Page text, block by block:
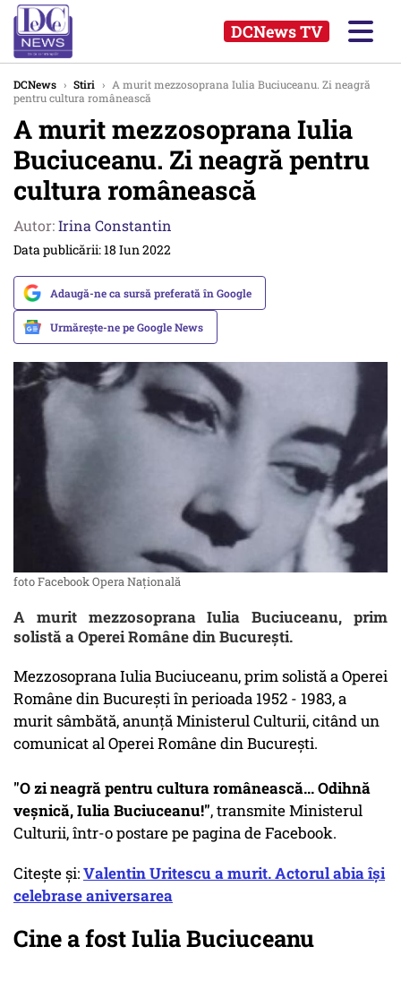
DCNews TV
DCNews › Stiri › A murit mezzosoprana Iulia Buciuceanu. Zi neagră
pentru cultura românească
A murit mezzosoprana Iulia
Buciuceanu. Zi neagră pentru
cultura românească
Autor:Irina Constantin
Data publicării: 18 Iun 2022
Adaugă-ne ca sursă preferată în Google
Urmărește-ne pe Google News
foto Facebook Opera Națională
A murit mezzosoprana Iulia Buciuceanu, prim
solistă a Operei Române din Bucureşti.
Mezzosoprana Iulia Buciuceanu, prim solistă a Operei
Române din Bucureşti în perioada 1952 - 1983, a
murit sâmbătă, anunţă Ministerul Culturii, citând un
comunicat al Operei Române din Bucureşti.
"O zi neagră pentru cultura românească... Odihnă
veşnică, Iulia Buciuceanu!", transmite Ministerul
Culturii, într-o postare pe pagina de Facebook.
Citește și:Valentin Uritescu a murit. Actorul abia își
celebrase aniversarea
Cine a fost Iulia Buciuceanu